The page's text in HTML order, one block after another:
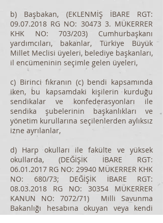
b) Başbakan, (EKLENMİŞ İBARE RGT:
09.07.2018 RG NO: 30473 3. MÜKERRER
KHK NO: 703/203) Cumhurbaşkanı
yardımcıları, bakanlar, Türkiye Büyük
Millet Meclisi üyeleri, belediye başkanları,
il encümeninin seçimle gelen üyeleri,
c) Birinci fıkranın (c) bendi kapsamında
iken, bu kapsamdaki kişilerin kurduğu
sendikalar ve konfederasyonları ile
sendika şubelerinin başkanlıkları ve
yönetim kurullarına seçilenlerden aylıksız
izne ayrılanlar,
d) Harp okulları ile fakülte ve yüksek
okullarda, (DEĞİŞİK İBARE RGT:
06.01.2017 RG NO: 29940 MÜKERRER KHK
NO: 680/73; DEĞİŞİK İBARE RGT:
08.03.2018 RG NO: 30354 MÜKERRER
KANUN NO: 7072/71) Milli Savunma
Bakanlığı hesabına okuyan veya kendi
hesabına okumakta iken askerî öğrenci